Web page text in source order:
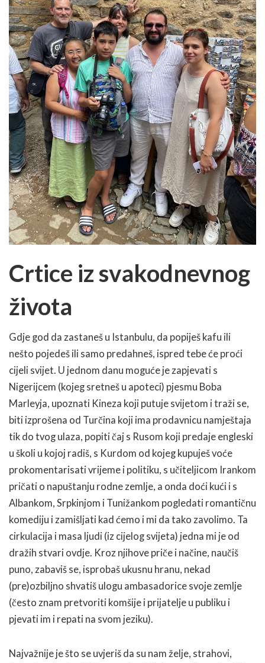
Crtice iz svakodnevnog
života
Gdje god da zastaneš u Istanbulu, da popiješ kafu ili
nešto pojedeš ili samo predahneš, ispred tebe će proći
cijeli svijet. U jednom danu moguće je zapjevati s
Nigerijcem (kojeg sretneš u apoteci) pjesmu Boba
Marleyja, upoznati Kineza koji putuje svijetom i traži se,
biti izprošena od Turčina koji ima prodavnicu namještaja
tik do tvog ulaza, popiti čaj s Rusom koji predaje engleski
u školi u kojoj radiš, s Kurdom od kojeg kupuješ voće
prokomentarisati vrijeme i politiku, s učiteljicom Irankom
pričati o napuštanju rodne zemlje, a onda doći kući i s
Albankom, Srpkinjom i Tunižankom pogledati romantičnu
komediju i zamišljati kad ćemo i mi da tako zavolimo. Ta
cirkulacija i masa ljudi (iz cijelog svijeta) jedna mi je od
dražih stvari ovdje. Kroz njihove priče i načine, naučiš
puno, zabaviš se, isprobaš ukusnu hranu, nekad
(pre)ozbiljno shvatiš ulogu ambasadorice svoje zemlje
(često znam pretvoriti komšije i prijatelje u publiku i
pjevati im i repati na svom jeziku).
Najvažnije je što se uvjeriš da su nam želje, strahovi,